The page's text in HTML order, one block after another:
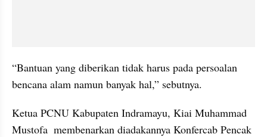
“Bantuan yang diberikan tidak harus pada persoalan
bencana alam namun banyak hal,” sebutnya.
Ketua PCNU Kabupaten Indramayu, Kiai Muhammad
Mustofa  membenarkan diadakannya Konfercab Pencak